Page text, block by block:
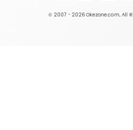
© 2007 - 2026 Okezone.com, All